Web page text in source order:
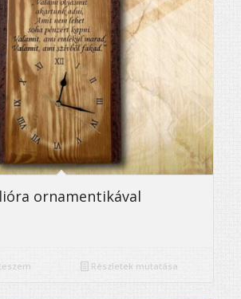
5.00
ornamentikával
Részletek mutatása